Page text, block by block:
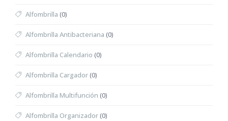
Alfombrilla (0)
Alfombrilla Antibacteriana (0)
Alfombrilla Calendario (0)
Alfombrilla Cargador(0)
Alfombrilla Multifunción (0)
Alfombrilla Organizador(0)